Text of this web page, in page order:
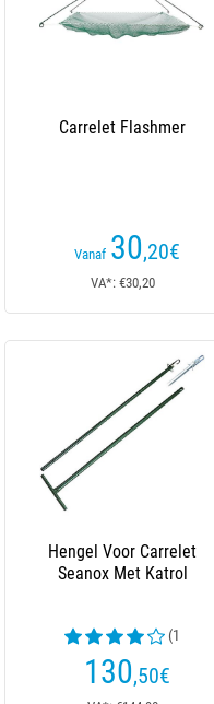
Carrelet Flashmer
Vanaf 30,20€
VA*: €30,20
Hengel Voor Carrelet
Seanox Met Katrol
(1
beoordelingen)
130,50€